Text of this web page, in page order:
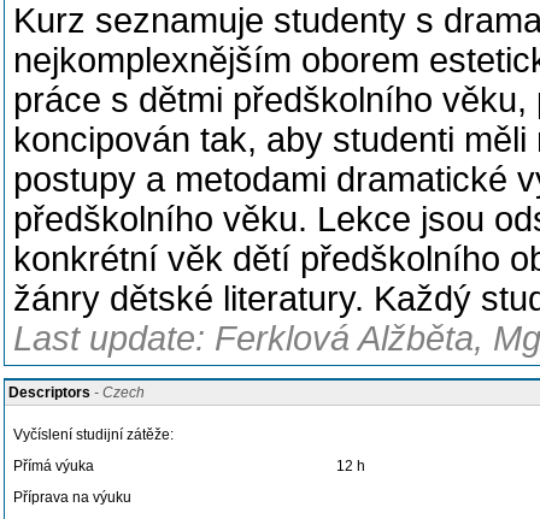
Kurz seznamuje studenty s
nejkomplexnějším oborem
práce s dětmi předškolního
koncipován tak, aby studenti
postupy a metodami dramatické
předškolního věku. Lekce jsou
konkrétní věk dětí předškolního
žánry dětské literatury. Každý
Last update: Ferklová Alžběta,
Descriptors - Czech
Vyčíslení studijní zátěže:
Přímá výuka
Příprava na výuku
12 h